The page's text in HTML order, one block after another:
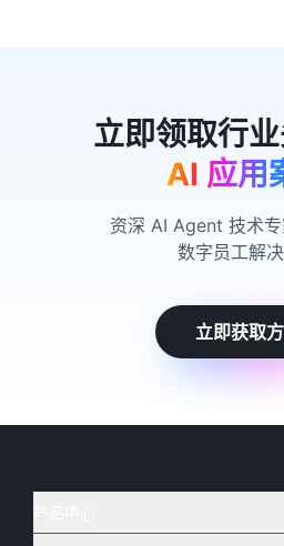
AI 应用
资深 AI Agent 技术专
数字员工解
立即获取